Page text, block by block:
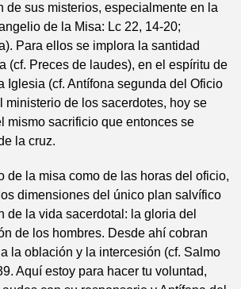
de sus misterios, especialmente en la
de la Misa: Lc 22, 14-20;
Para ellos se implora la santidad
(cf. Preces de laudes), en el espíritu de
Iglesia (cf. Antífona segunda del Oficio
ministerio de los sacerdotes, hoy se
mismo sacrificio que entonces se
la cruz.
de la misa como de las horas del oficio,
dimensiones del único plan salvífico
de la vida sacerdotal: la gloria del
de los hombres. Desde ahí cobran
la oblación y la intercesión (cf. Salmo
Aquí estoy para hacer tu voluntad,